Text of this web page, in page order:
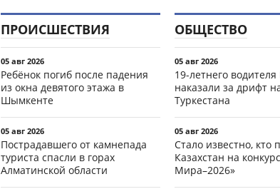
ПРОИСШЕСТВИЯ
05 авг 2026
Ребёнок погиб после падения
из окна девятого этажа в
Шымкенте
05 авг 2026
Пострадавшего от камнепада
туриста спасли в горах
Алматинской области
ОБЩЕСТВО
05 авг 2026
19-летнего водителя
наказали за дрифт
Туркестана
05 авг 2026
Стало известно, кто
Казахстан на
Мира–2026»